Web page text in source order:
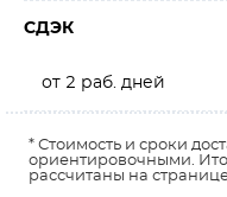
СДЭК
от 2 раб. дней
* Стоимость и сроки
ориентировочными.
рассчитаны на